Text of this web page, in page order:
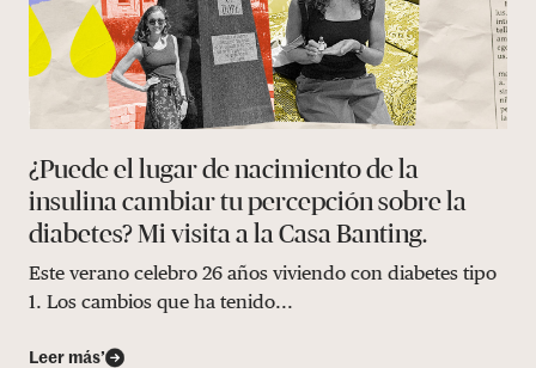
¿Puede el lugar de nacimiento de la
insulina cambiar tu percepción sobre la
diabetes? Mi visita a la Casa Banting.
Este verano celebro 26 años viviendo con diabetes tipo
1. Los cambios que ha tenido...
Leer más’